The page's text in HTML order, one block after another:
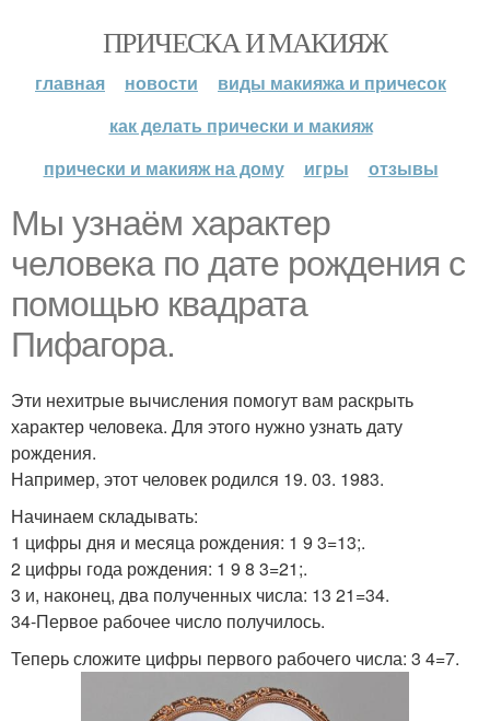
ПРИЧЕСКА И МАКИЯЖ
главная новости
виды макияжа и причесок
как делать прически и макияж
прически и макияж на дому
игры отзывы
Мы узнаём характер
человека по дате рождения с
помощью квадрата
Пифагора.
Эти нехитрые вычисления помогут вам раскрыть
характер человека. Для этого нужно узнать дату
рождения.
Например, этот человек родился 19. 03. 1983.
Начинаем складывать:
1 цифры дня и месяца рождения: 1 9 3=13;.
2 цифры года рождения: 1 9 8 3=21;.
3 и, наконец, два полученных числа: 13 21=34.
34-Первое рабочее число получилось.
Теперь сложите цифры первого рабочего числа: 3 4=7.